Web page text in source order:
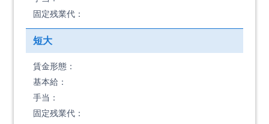
固定残業代：
短大
賃金形態：
基本給：
手当：
固定残業代：